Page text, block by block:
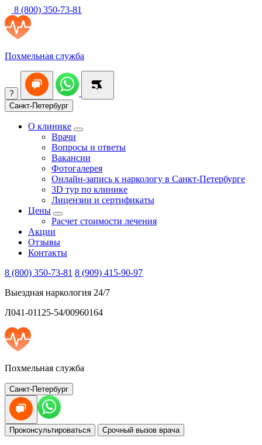
8 (800) 350-73-81
Похмельная служба
?
Санкт-Петербург
О клинике
Врачи
Вопросы и ответы
Вакансии
Фотогалерея
Онлайн-запись к наркологу в Санкт-Петербурге
3D тур по клинике
Лицензии и сертификаты
Цены
Расчет стоимости лечения
Акции
Отзывы
Контакты
8 (800) 350-73-81 8 (909) 415-90-97
Выездная наркология 24/7
Л041-01125-54/00960164
Похмельная служба
Санкт-Петербург
Проконсультироваться Срочный вызов врача